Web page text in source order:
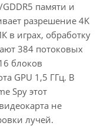
памяти и
разрешение 4K
в играх, обработку
384 потоковых
блоков
GPU 1,5 ГГц. В
Spy этот
не
лучей.